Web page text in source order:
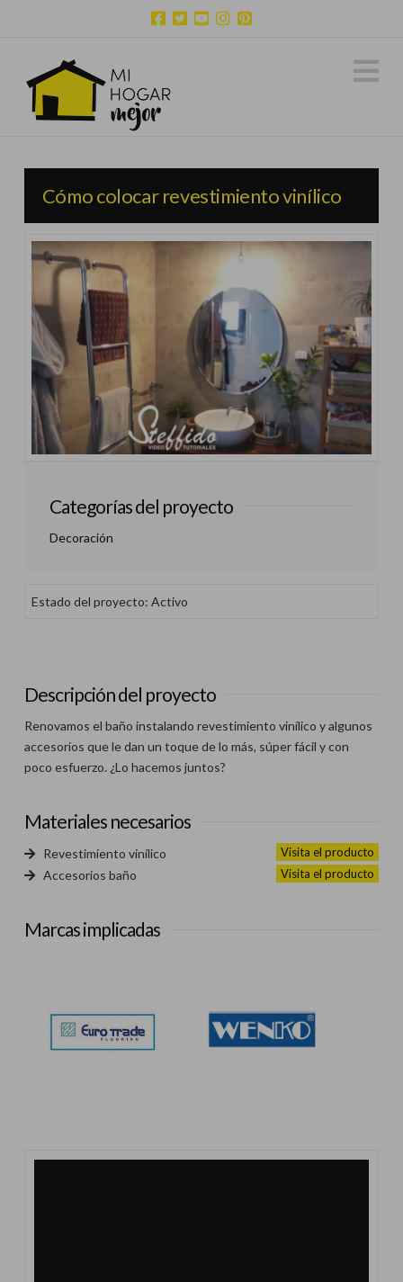
Cómo colocar revestimiento vinílico
Categorías del proyecto
Decoración
Estado del proyecto: Activo
Descripción del proyecto
Renovamos el baño instalando revestimiento vinílico y algunos
accesorios que le dan un toque de lo más, súper fácil y con
poco esfuerzo. ¿Lo hacemos juntos?
Materiales necesarios
Revestimiento vinílico Visita el producto
Accesorios baño Visita el producto
Marcas implicadas